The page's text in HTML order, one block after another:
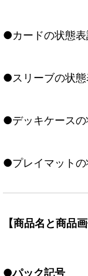
●カードの状態
●スリーブの状
●デッキケース
●プレイマット
【商品名と商品
●パック記号